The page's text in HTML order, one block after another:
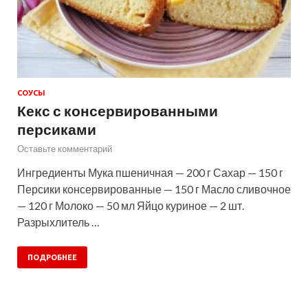
СОУСЫ
Кекс с консервированными
персиками
Оставьте комментарий
Ингредиенты Мука пшеничная — 200 г Сахар — 150 г
Персики консервированные — 150 г Масло сливочное
— 120 г Молоко — 50 мл Яйцо куриное — 2 шт.
Разрыхлитель …
ПОДРОБНЕЕ